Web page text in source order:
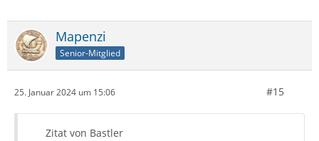
Mapenzi
Senior-Mitglied
25. Januar 2024 um 15:06 #15
Zitat von Bastler